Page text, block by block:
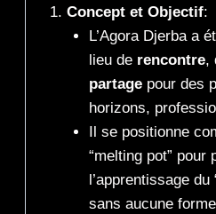
Concept et Objectif:
L’Agora Djerba a
lieu de rencontre,
partage pour des
horizons,
Il se positionne
“melting pot” pour
l’apprentissage
sans aucune